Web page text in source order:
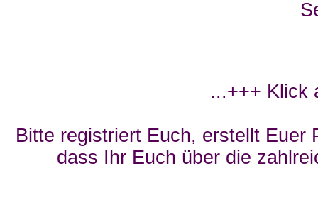
...+++ Klick
Bitte registriert Euch, erstellt Euer
dass Ihr Euch über die